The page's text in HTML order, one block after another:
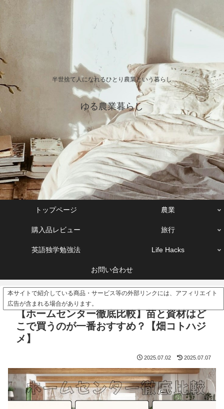
半世捨て人になれるひとり農業という暮らし
ゆる農業暮らし
トップページ 農業
購入品レビュー 旅行
英語独学勉強法 Life Hacks
お問い合わせ
本サイトで紹介している商品・サービス等の外部リンクには、アフィリエイト
広告が含まれる場合があります。
【ホームセンター徹底比較】苗と資材はど
こで買うのが一番おすすめ？【畑コトハジ
メ】
2025.07.02 2025.07.07